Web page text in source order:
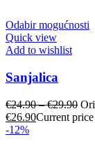
Odabir mogućnosti
Quick view
Add to wishlist
Sanjalica
€24.90–€29.90
€26.90Current
-12%